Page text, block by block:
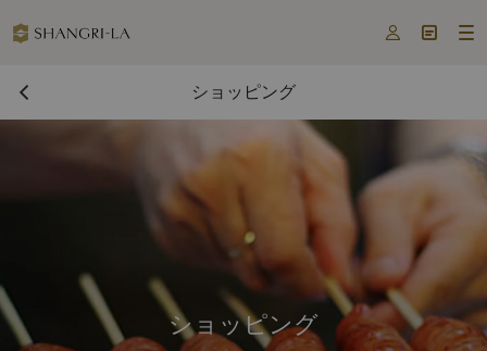
  
ショッピング
ショッピング